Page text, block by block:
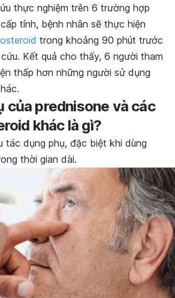
thực nghiệm trên 6 trường hợp
tính, bệnh nhân sẽ thực hiện
trong khoảng 90 phút trước
Kết quả cho thấy, 6 người tham
thấp hơn những người sử dụng
của prednisone và các
khác là gì?
tác dụng phụ, đặc biệt khi dùng
thời gian dài.